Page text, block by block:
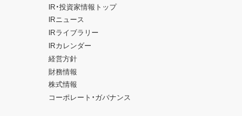
IR・投資家情報トップ
IRニュース
IRライブラリー
IRカレンダー
経営方針
財務情報
株式情報
コーポレート・ガバナンス